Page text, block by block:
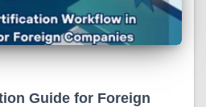
Guide for Foreign